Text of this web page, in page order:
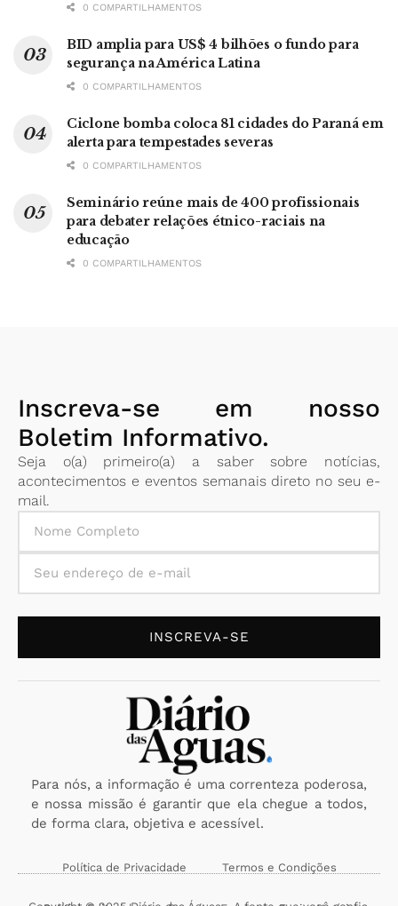
0 COMPARTILHAMENTOS
BID amplia para US$ 4 bilhões o fundo para
segurança na América Latina
0 COMPARTILHAMENTOS
Ciclone bomba coloca 81 cidades do Paraná em
alerta para tempestades severas
0 COMPARTILHAMENTOS
Seminário reúne mais de 400 profissionais
para debater relações étnico-raciais na
educação
0 COMPARTILHAMENTOS
Inscreva-se em nosso
Boletim Informativo.
Seja o(a) primeiro(a) a saber sobre notícias,
acontecimentos e eventos semanais direto no seu e-
mail.
INSCREVA-SE
Para nós, a informação é uma correnteza poderosa,
e nossa missão é garantir que ela chegue a todos,
de forma clara, objetiva e acessível.
Política de Privacidade Termos e Condições